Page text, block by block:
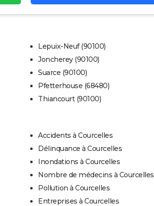
Lepuix-Neuf (90100)
Joncherey (90100)
Suarce (90100)
Pfetterhouse (68480)
Thiancourt (90100)
Accidents à Courcelles
Délinquance à Courcelles
Inondations à Courcelles
Nombre de médecins à Courcelles
Pollution à Courcelles
Entreprises à Courcelles